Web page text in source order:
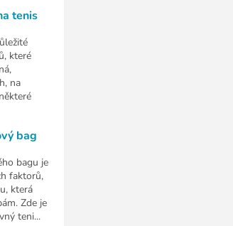
tenis
které
na
bag
bagu je
faktorů,
která
Zde je
teni...